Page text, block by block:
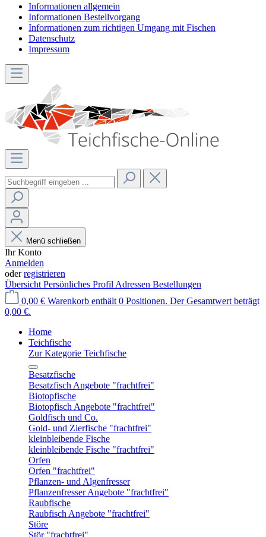
Informationen allgemein
Informationen Bestellvorgang
Informationen zum richtigen Umgang mit Fischen
Datenschutz
Impressum
Menü schließen
Ihr Konto
Anmelden
oderregistrieren
Übersicht Persönliches Profil Adressen Bestellungen
0,00 € Warenkorb enthält 0 Positionen. Der Gesamtwert beträgt
0,00 €.
Home
Teichfische
Zur Kategorie Teichfische
Besatzfische
Besatzfisch Angebote "frachtfrei"
Biotopfische
Biotopfisch Angebote "frachtfrei"
Goldfisch und Co.
Gold- und Zierfische "frachtfrei"
kleinbleibende Fische
kleinbleibende Fische "frachtfrei"
Orfen
Orfen "frachtfrei"
Pflanzen- und Algenfresser
Pflanzenfresser Angebote "frachtfrei"
Raubfische
Raubfisch Angebote "frachtfrei"
Störe
Stör "frachtfrei"